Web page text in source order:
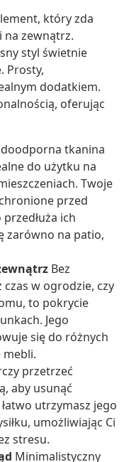
który zda
na zewnątrz.
styl świetnie
Prosty,
dodatkiem.
oferując
tkanina
do użytku na
Twoje
przed
ich
zarówno na patio,
Bez
w ogrodzie, czy
to pokrycie
Jego
się do różnych
mebli.
przetrzeć
aby usunąć
utrzymasz jego
umożliwiając Ci
stresu.
Minimalistyczny